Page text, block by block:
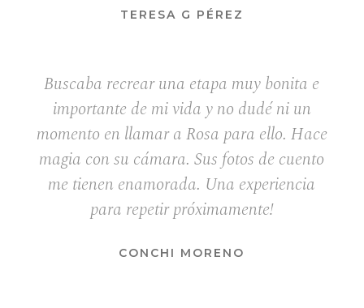
TERESA G PÉREZ
Buscaba recrear una etapa muy bonita e
importante de mi vida y no dudé ni un
momento en llamar a Rosa para ello. Hace
magia con su cámara. Sus fotos de cuento
me tienen enamorada. Una experiencia
para repetir próximamente!
CONCHI MORENO